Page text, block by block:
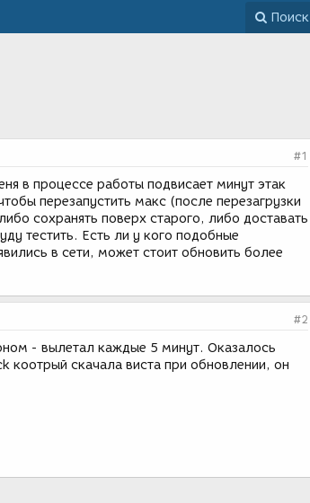
Поиск
#1
в процессе работы подвисает минут этак
перезапустить макс (после перезагрузки
сохранять поверх старого, либо доставать
тестить. Есть ли у кого подобные
в сети, может стоит обновить более
#2
- вылетал каждые 5 минут. Оказалось
коотрый скачала виста при обновлении, он